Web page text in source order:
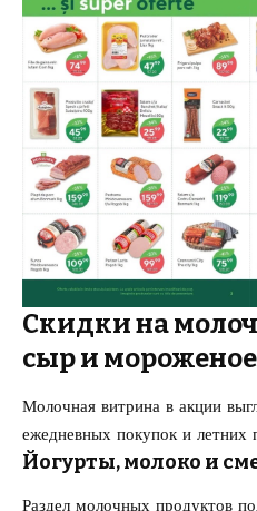
Скидки на
сыр и
Молочная витрина в акции
ежедневных покупок и летних
Йогурты, молоко и
Раздел молочных продуктов